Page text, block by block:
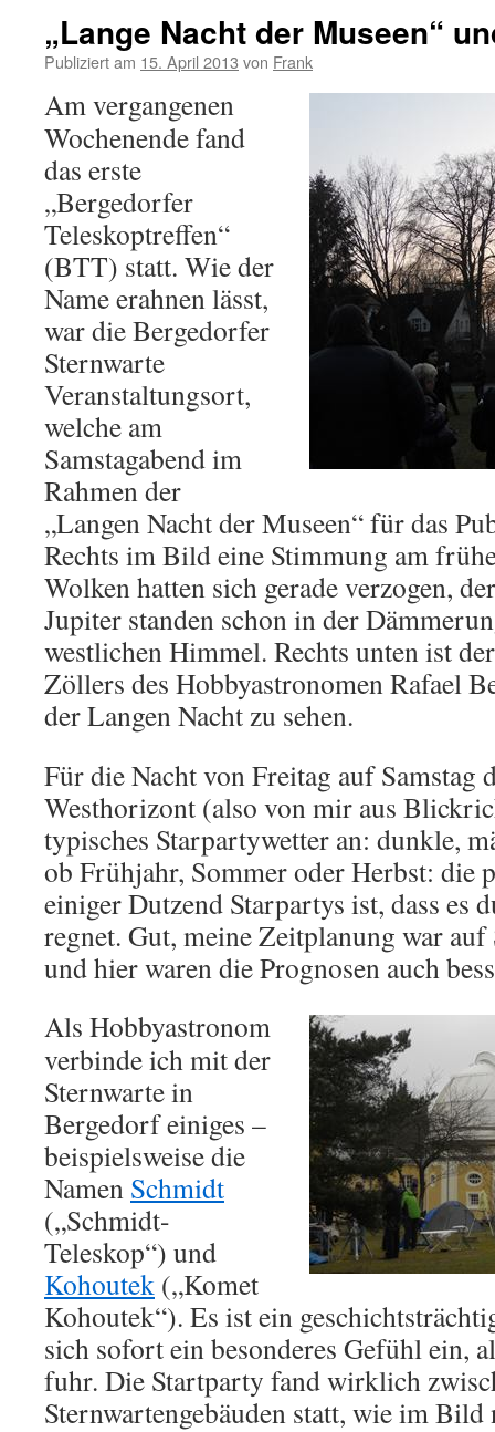
„Lange Nacht der Museen“
Publiziert am 15. April 2013 von Frank
Am vergangenen
Wochenende fand
das erste
„Bergedorfer
Teleskoptreffen“
(BTT) statt. Wie der
Name erahnen lässt,
war die Bergedorfer
Sternwarte
Veranstaltungsort,
welche am
Samstagabend im
Rahmen der
„Langen Nacht der Museen“ für das
Rechts im Bild eine Stimmung am
Wolken hatten sich gerade verzogen,
Jupiter standen schon in der
westlichen Himmel. Rechts unten ist
Zöllers des Hobbyastronomen Rafael
der Langen Nacht zu sehen.
Für die Nacht von Freitag auf Samstag
Westhorizont (also von mir aus
typisches Starpartywetter an: dunkle,
ob Frühjahr, Sommer oder Herbst: die
einiger Dutzend Starpartys ist, dass es
regnet. Gut, meine Zeitplanung war auf
und hier waren die Prognosen auch
Als Hobbyastronom
verbinde ich mit der
Sternwarte in
Bergedorf einiges –
beispielsweise die
Namen Schmidt
(„Schmidt-
Teleskop“) und
Kohoutek („Komet
Kohoutek“). Es ist ein
sich sofort ein besonderes Gefühl ein,
fuhr. Die Startparty fand wirklich
Sternwartengebäuden statt, wie im Bild